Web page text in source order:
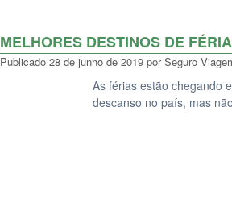
MELHORES DESTINOS DE
Publicado 28 de junho de 2019 por Seguro
As férias estão chegando
descanso no país, mas